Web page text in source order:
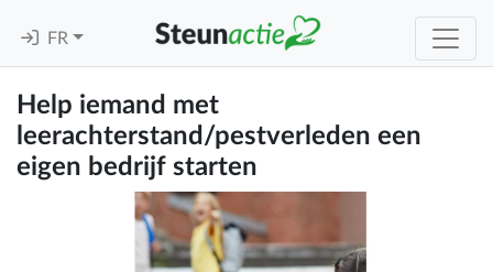
FR
Help iemand met
leerachterstand/pestverleden een
eigen bedrijf starten